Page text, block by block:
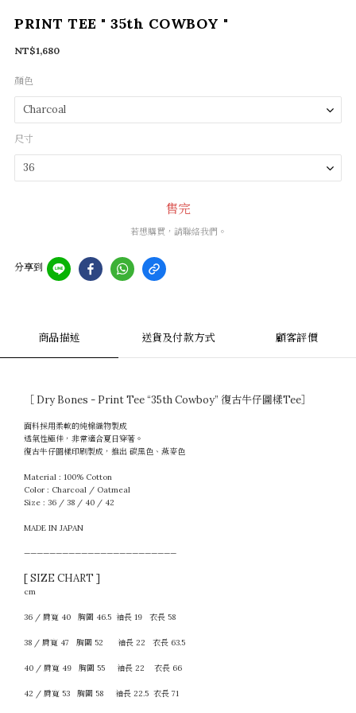
PRINT TEE " 35th COWBOY "
NT$1,680
顏色
尺寸
售完
若想購買，請聯絡我們。
分享到
商品描述 送貨及付款方式 顧客評價
［ Dry Bones - Print Tee “35th Cowboy” 復古牛仔圖樣Tee］
面料採用柔軟的純棉織物製成
透氣性極佳，非常適合夏日穿著。
復古牛仔圖樣印刷製成，推出 碳黑色、燕麥色
Material : 100% Cotton
Color : Charcoal / Oatmeal
Size : 36 / 38 / 40 / 42
MADE IN JAPAN
————————————————————————
[ SIZE CHART ]
cm
36 / 肩寬 40 胸圍 46.5 袖長 19 衣長 58
38 / 肩寬 47 胸圍 52 袖長 22 衣長 63.5
40 / 肩寬 49 胸圍 55 袖長 22 衣長 66
42 / 肩寬 53 胸圍 58 袖長 22.5 衣長 71